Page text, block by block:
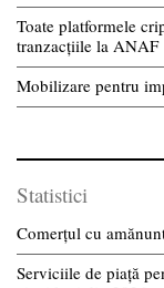
Toate platformele
tranzacțiile la ANAF
Mobilizare pentru
Statistici
Comerțul cu
Serviciile de piață